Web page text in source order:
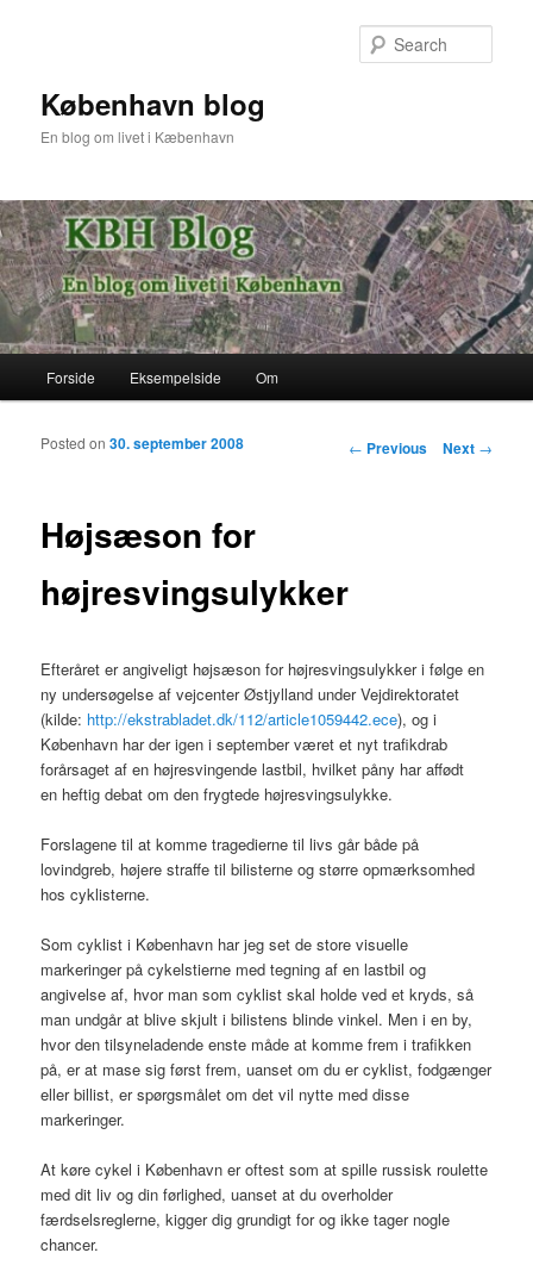
København blog
En blog om livet i Kæbenhavn
Skip to primary content
Skip to secondary content
Forside Eksempelside Om
Post navigation
← Previous Next →
Højsæson for
højresvingsulykker
Posted on30. september 2008
Efteråret er angiveligt højsæson for højresvingsulykker i følge en
ny undersøgelse af vejcenter Østjylland under Vejdirektoratet
(kilde: http://ekstrabladet.dk/112/article1059442.ece), og i
København har der igen i september været et nyt trafikdrab
forårsaget af en højresvingende lastbil, hvilket påny har affødt
en heftig debat om den frygtede højresvingsulykke.
Forslagene til at komme tragedierne til livs går både på
lovindgreb, højere straffe til bilisterne og større opmærksomhed
hos cyklisterne.
Som cyklist i København har jeg set de store visuelle
markeringer på cykelstierne med tegning af en lastbil og
angivelse af, hvor man som cyklist skal holde ved et kryds, så
man undgår at blive skjult i bilistens blinde vinkel. Men i en by,
hvor den tilsyneladende enste måde at komme frem i trafikken
på, er at mase sig først frem, uanset om du er cyklist, fodgænger
eller billist, er spørgsmålet om det vil nytte med disse
markeringer.
At køre cykel i København er oftest som at spille russisk roulette
med dit liv og din førlighed, uanset at du overholder
færdselsreglerne, kigger dig grundigt for og ikke tager nogle
chancer.